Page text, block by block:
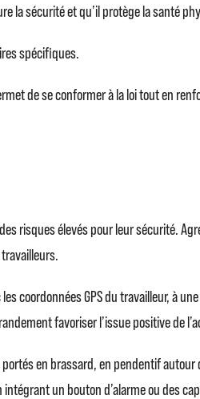
la sécurité et qu’il protège la santé
spécifiques.
de se conformer à la loi tout en
risques élevés pour leur sécurité.
GPS du travailleur, à
favoriser l’issue positive de
en brassard, en pendentif
un bouton d’alarme ou des